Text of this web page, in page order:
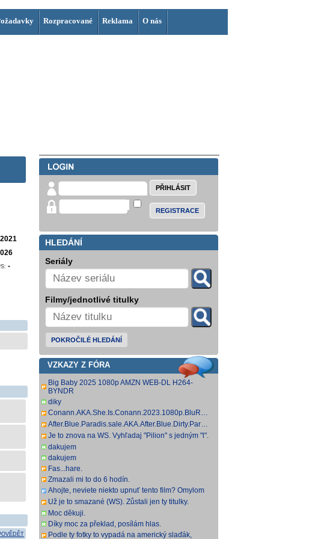
Rozpracované Reklama O nás
-
REGISTRACE
HLEDÁNÍ
Seriály
Filmy/jednotlivé titulky
POKROČILÉ HLEDÁNÍ
VZKAZY Z FÓRA
Big Baby 2025 1080p AMZN WEB-DL H264-
BYNDR
diky
Conann.AKA.She.Is.Conann.2023.1080p.BluRay.DDP5.1.x264-
SbR [14,53 GB]
SbR [15,19 GB]
Je to znova na WS. Vyhľadaj "Pilion" s jedným "l".
dakujem
dakujem
Fas...hare.
Zmazali mi to do 6 hodín.
Ahojte, neviete niekto upnuť tento film? Omylom
som ho vymazal a neviem ho nikde nájsť. Robil
som na
Už je to smazané (WS). Zůstali jen ty titulky.
Moc děkuji.
Díky moc za překlad, posílám hlas.
Podle ty fotky to vypadá na americký slaďák,